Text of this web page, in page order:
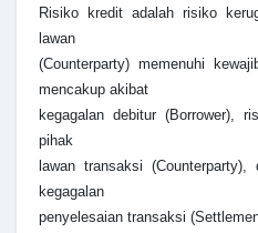
Risiko kredit adalah risiko
lawan
(Counterparty) memenuhi
mencakup akibat
kegagalan debitur (Borrower),
pihak
lawan transaksi (Counterparty),
kegagalan
penyelesaian transaksi